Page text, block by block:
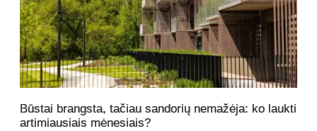
Būstai brangsta, tačiau sandorių nemažėja: ko laukti
artimiausiais mėnesiais?